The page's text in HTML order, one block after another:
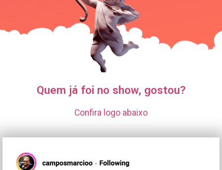
Quem já foi no show, gostou?
Confira logo abaixo